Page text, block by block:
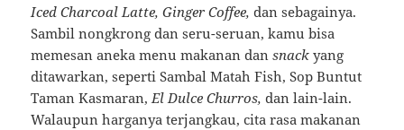
Iced Charcoal Latte, Ginger Coffee, dan sebagainya.
Sambil nongkrong dan seru-seruan, kamu bisa
memesan aneka menu makanan dansnack yang
ditawarkan, seperti Sambal Matah Fish, Sop Buntut
Taman Kasmaran, El Dulce Churros, dan lain-lain.
Walaupun harganya terjangkau, cita rasa makanan